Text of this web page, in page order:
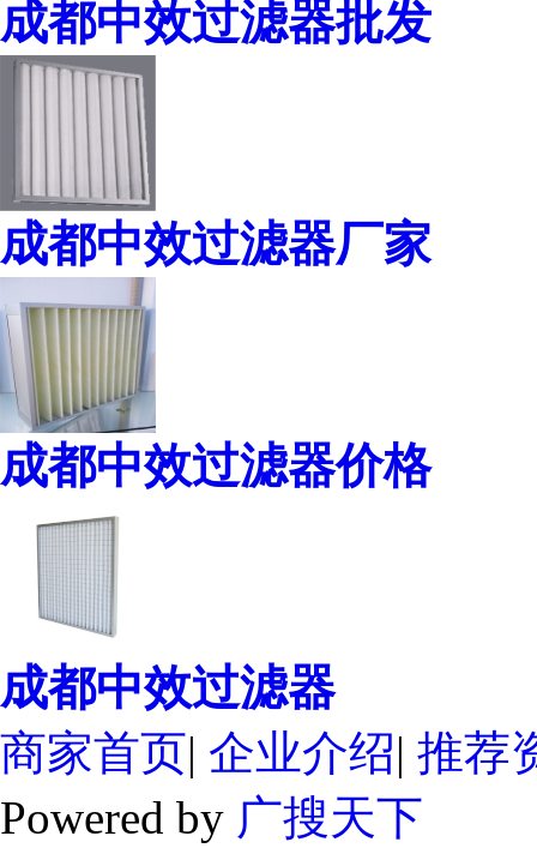
成都中效过滤器批发
成都中效过滤器厂家
成都中效过滤器价格
成都中效过滤器
商家首页| 企业介绍| 推荐
Powered by 广搜天下